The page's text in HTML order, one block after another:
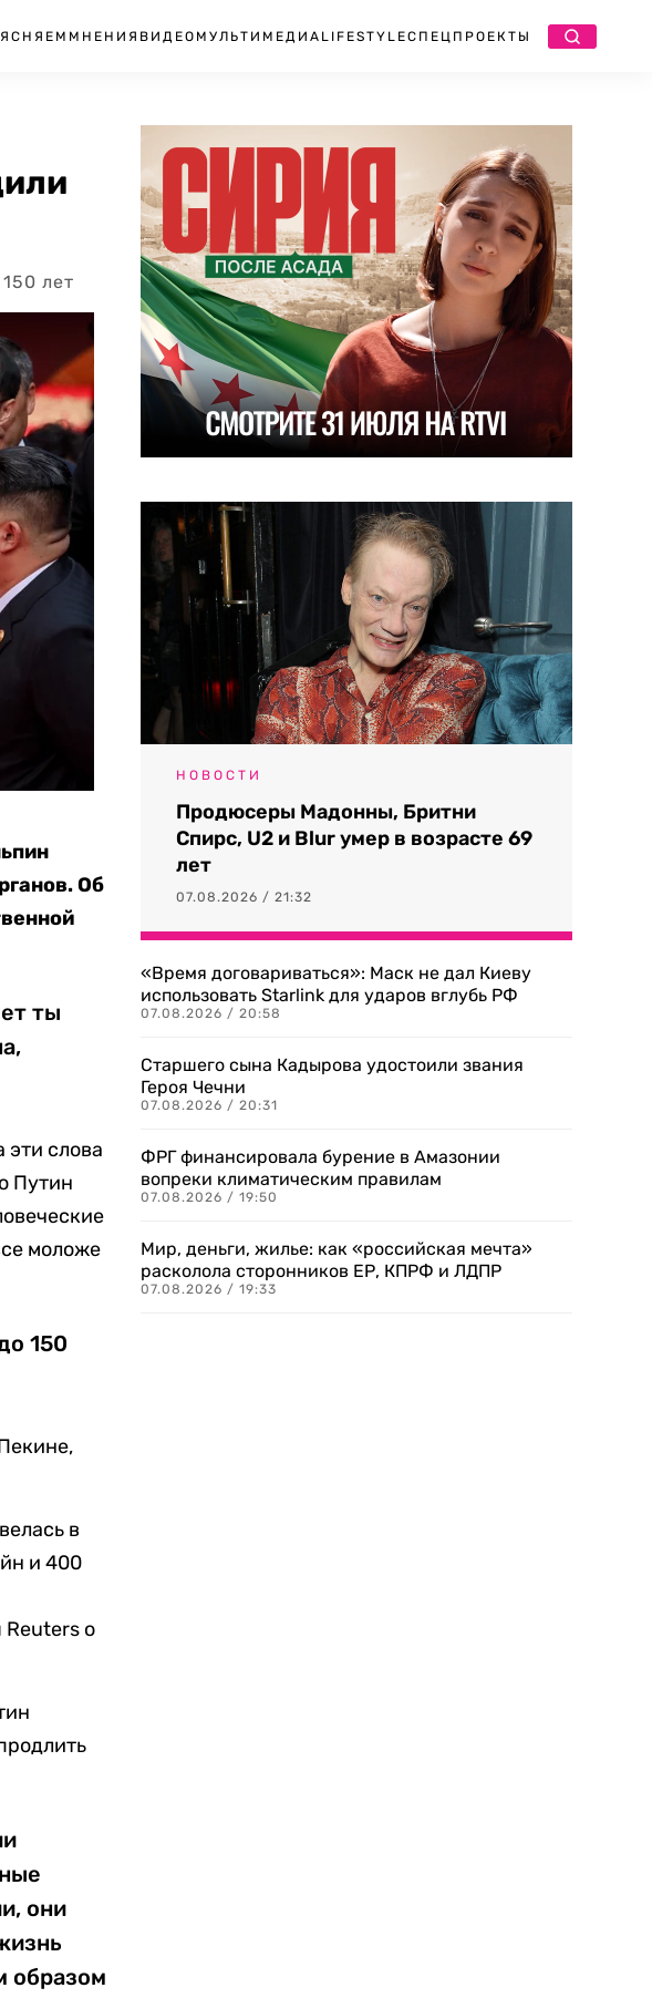
МНЕНИЯ ВИДЕО МУЛЬТИМЕДИА LIFESTYLEСПЕЦПРОЕКТЫ
лет
Об
ты
эти слова
Путин
моложе
150
в
и 400
Reuters о
они
образом
НОВОСТИ
Продюсеры Мадонны, Бритни
Спирс, U2 и Blur умер в возрасте 69
лет
07.08.2026 / 21:32
«Время договариваться»: Маск не дал Киеву
использовать Starlink для ударов вглубь РФ
07.08.2026 / 20:58
Старшего сына Кадырова удостоили звания
Героя Чечни
07.08.2026 / 20:31
ФРГ финансировала бурение в Амазонии
вопреки климатическим правилам
07.08.2026 / 19:50
Мир, деньги, жилье: как «российская мечта»
расколола сторонников ЕР, КПРФ и ЛДПР
07.08.2026 / 19:33